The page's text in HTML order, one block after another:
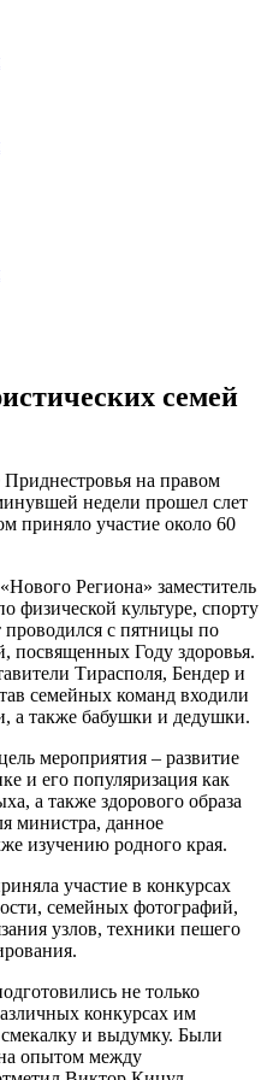
семей
на правом
недели прошел слет
приняло участие около 60
Региона» заместитель
культуре, спорту
с пятницы по
посвященных Году здоровья.
Тирасполя, Бендер и
семейных команд входили
а также бабушки и дедушки.
мероприятия – развитие
и его популяризация как
а также здорового образа
министра, данное
изучению родного края.
участие в конкурсах
семейных фотографий,
узлов, техники пешего
не только
конкурсах им
и выдумку. Были
опытом между